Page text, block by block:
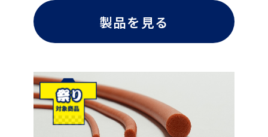
製品を見る